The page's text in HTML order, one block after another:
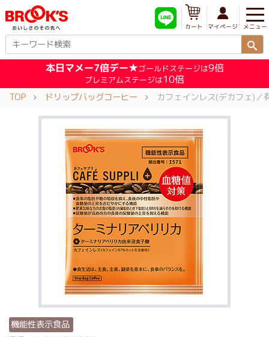
メニュー
マイページ
カート
本日マメー7倍デー★ゴールドステージは9倍
プレミアムステージは10倍
TOP ドリップバッグコーヒー カフェインレス(デカフェ)／
機能性表示食品